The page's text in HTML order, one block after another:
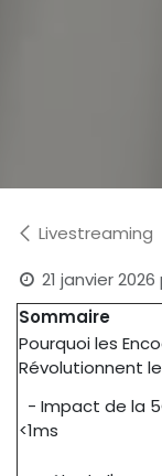
Livestreaming
21 janvier 2026
Sommaire
Pourquoi les
Révolutionnent
- Impact de la
<1ms